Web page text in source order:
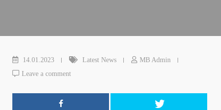
14.01.2023 Latest News
MB Admin
Leave a comment